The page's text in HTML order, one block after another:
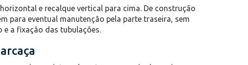
e recalque vertical para cima. De construção
para eventual manutenção pela parte traseira, sem
e a fixação das tubulações.